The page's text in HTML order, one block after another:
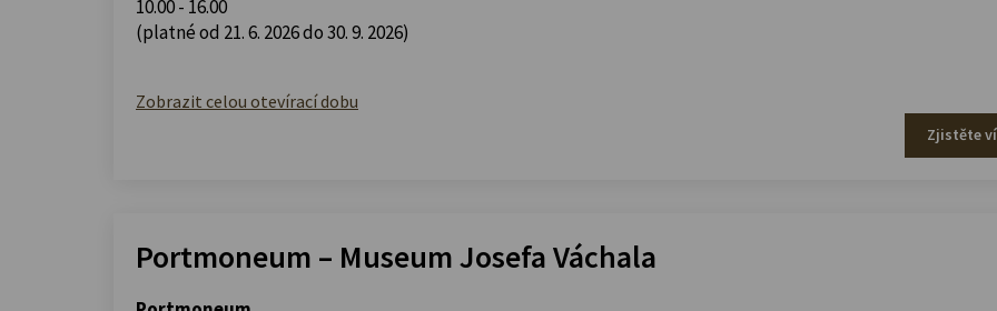
10.00 - 16.00
(platné od 21. 6. 2026 do 30. 9. 2026)
Zobrazit celou otevírací dobu
Zjistěte
Portmoneum – Museum Josefa Váchala